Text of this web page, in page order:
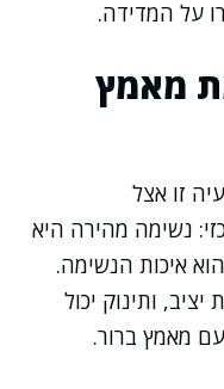
על המדידה.
מאמץ
זו אצל
נשימה מהירה היא
איכות הנשימה.
יציב, ותינוק יכול
מאמץ ברור.